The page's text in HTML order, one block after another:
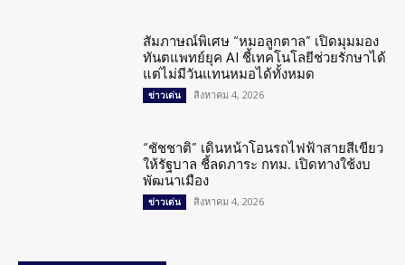
สัมภาษณ์พิเศษ “หมอลูกตาล” เปิดมุมมอง
ทันตแพทย์ยุค AI ชี้เทคโนโลยีช่วยรักษาได้
แต่ไม่มีวันแทนหมอได้ทั้งหมด
ข่าวเด่น สิงหาคม 4, 2026
“ชัชชาติ” เดินหน้าโอนรถไฟฟ้าสายสีเขียว
ให้รัฐบาล ชี้ลดภาระ กทม. เปิดทางใช้งบ
พัฒนาเมือง
ข่าวเด่น สิงหาคม 4, 2026